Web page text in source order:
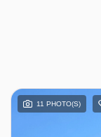
11 PHOTO(S)